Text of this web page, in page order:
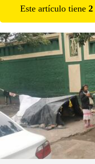
Este artículo tiene 2